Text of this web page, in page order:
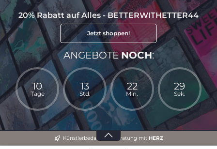
20% Rabatt auf Alles - BETTERWITHETTER44
Jetzt shoppen!
ANGEBOTENOCH:
10
Tage
13
Std.
22
Min.
28
Sek.
Künstlerbedarf und Beratung mitHERZ